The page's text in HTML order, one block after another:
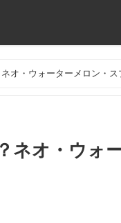
オ・ウォーターメロン・
ネオ・ウォ